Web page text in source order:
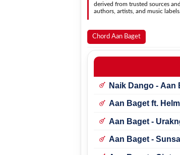
derived from trusted sources
authors, artists, and music labels.
Chord Aan Baget
Naik Dango - Aan
Aan Baget ft.
Aan Baget -
Aan Baget -